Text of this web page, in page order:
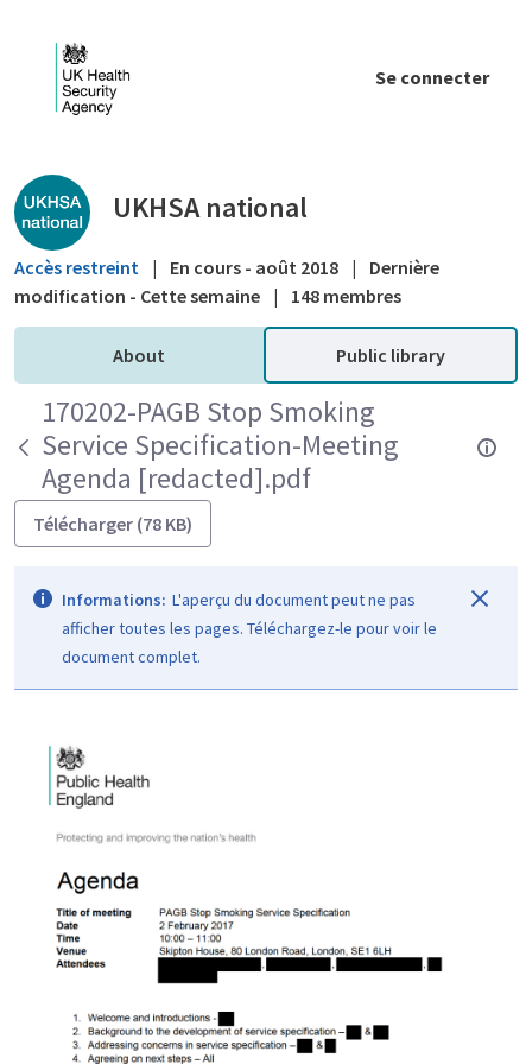
Se connecter
Public library - UKHSA national
UKHSA national
Accès restreint | En cours - août 2018 |
Dernière
modification - Cette semaine | 148 membres
About Public library
170202-PAGB Stop Smoking
Service Specification-Meeting
Agenda [redacted].pdf
Télécharger (78 KB)
Informations: L'aperçu du document peut ne pas
afficher toutes les pages. Téléchargez-le pour voir le
document complet.